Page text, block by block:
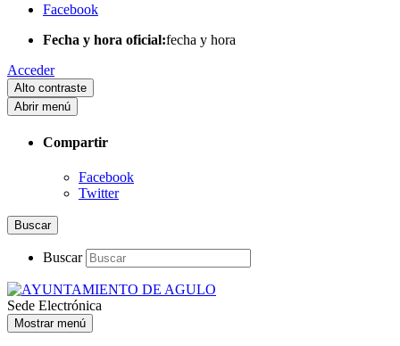
Facebook
Fecha y hora oficial:fecha y hora
Acceder
Alto contraste
Abrir menú
Compartir
Facebook
Twitter
Buscar
Buscar
Sede Electrónica
Mostrar menú